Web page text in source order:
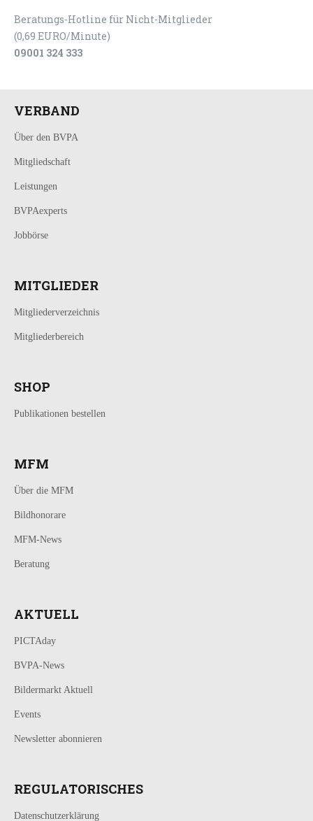
Beratungs-Hotline für Nicht-Mitglieder
(0,69 EURO/Minute)
09001 324 333
VERBAND
Über den BVPA
Mitgliedschaft
Leistungen
BVPAexperts
Jobbörse
MITGLIEDER
Mitgliederverzeichnis
Mitgliederbereich
SHOP
Publikationen bestellen
MFM
Über die MFM
Bildhonorare
MFM-News
Beratung
AKTUELL
PICTAday
BVPA-News
Bildermarkt Aktuell
Events
Newsletter abonnieren
REGULATORISCHES
Datenschutzerklärung